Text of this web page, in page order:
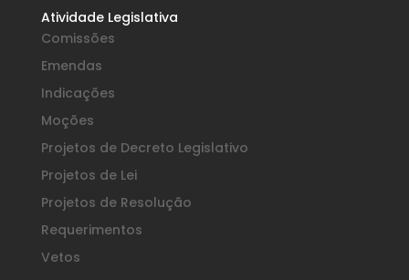
Atividade Legislativa
Comissões
Emendas
Indicações
Moções
Projetos de Decreto Legislativo
Projetos de Lei
Projetos de Resolução
Requerimentos
Vetos